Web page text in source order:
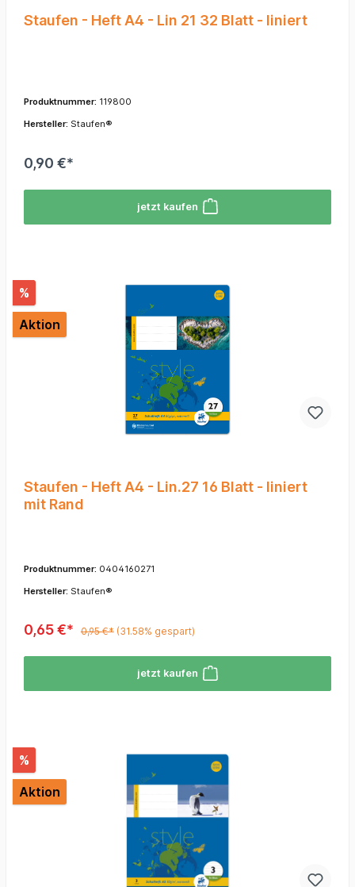
Staufen - Heft A4 - Lin 21 32 Blatt - liniert
Produktnummer: 119800
Hersteller: Staufen®
0,90 €*
jetzt kaufen
%
Aktion
Staufen - Heft A4 - Lin.27 16 Blatt - liniert
mit Rand
Produktnummer: 0404160271
Hersteller: Staufen®
0,65 €* 0,95 €* (31.58% gespart)
jetzt kaufen
%
Aktion